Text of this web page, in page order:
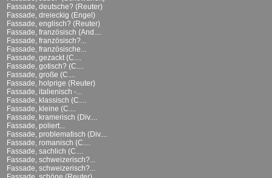
Fassade, deutsche? (Reuter)
Fassade, dreieckig (Engel)
Fassade, englisch? (Reuter)
Fassade, französisch (And....
Fassade, französisch?...
Fassade, französische...
Fassade, gezackt (C....
Fassade, gotisch? (C....
Fassade, große (C....
Fassade, holprige (Reuter)
Fassade, italienisch -...
Fassade, klassisch (C....
Fassade, kleine (C....
Fassade, kramerisch (Div....
Fassade, poliert...
Fassade, problematisch (Div....
Fassade, romanisch (C....
Fassade, sachlich (C....
Fassade, schweizerisch?...
Fassade, schweizerisch?...